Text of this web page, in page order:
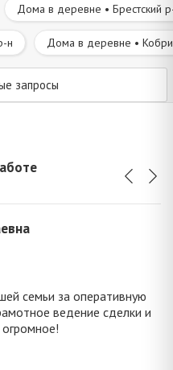
Дома в деревне • Брестский
н Дома в деревне •
запросы
семьи за оперативную
ведение сделки и